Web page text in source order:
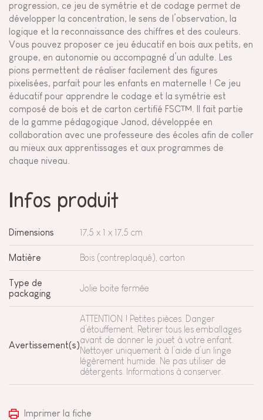
progression, ce jeu de symétrie et de codage permet de
développer la concentration, le sens de l’observation, la
logique et la reconnaissance des chiffres et des couleurs.
Vous pouvez proposer ce jeu éducatif en bois aux petits, en
groupe, en autonomie ou accompagné d’un adulte. Les
pions permettent de réaliser facilement des figures
pixelisées, parfait pour les enfants en maternelle ! Ce jeu
éducatif pour apprendre le codage et la symétrie est
composé de bois et de carton certifié FSC™. Il fait partie
de la gamme pédagogique Janod, développée en
collaboration avec une professeure des écoles afin de coller
au mieux aux apprentissages et aux programmes de
chaque niveau.
Infos produit
Dimensions 17,5 x 1 x 17,5 cm
Matière Bois (contreplaqué), carton
Type de
packaging
Jolie boite fermée
Avertissement(s)
ATTENTION ! Petites pièces. Danger
d’étouffement. Retirer tous les emballages
avant de donner le jouet à votre enfant.
Nettoyer uniquement à l’aide d’un linge
légèrement humide. Ne pas utiliser de
détergents. Informations à conserver.
Imprimer la fiche